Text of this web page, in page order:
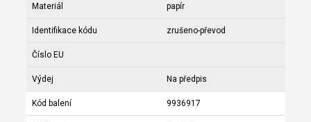
Materiál papír
Identifikace kódu zrušeno-převod
Číslo EU
Výdej Na předpis
Kód balení 9936917